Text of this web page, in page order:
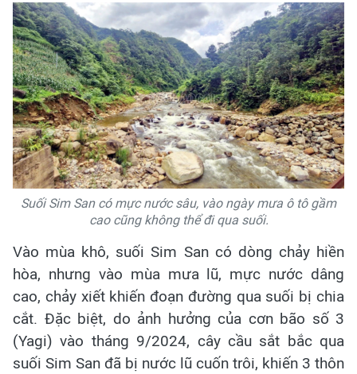
Suối Sim San có mực nước sâu, vào ngày mưa ô tô gầm
cao cũng không thể đi qua suối.
Vào mùa khô, suối Sim San có dòng chảy hiền
hòa, nhưng vào mùa mưa lũ, mực nước dâng
cao, chảy xiết khiến đoạn đường qua suối bị chia
cắt. Đặc biệt, do ảnh hưởng của cơn bão số 3
(Yagi) vào tháng 9/2024, cây cầu sắt bắc qua
suối Sim San đã bị nước lũ cuốn trôi, khiến 3 thôn